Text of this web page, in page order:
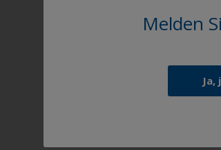
Interpon wurde ESSE als
Seit der ersten Begegnung vor
Melden